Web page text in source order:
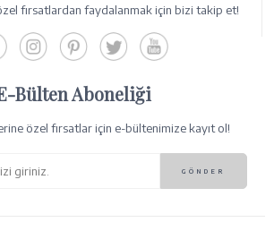
fırsatlardan faydalanmak için bizi takip et!
Bülten Aboneliği
özel fırsatlar için e-bültenimize kayıt ol!